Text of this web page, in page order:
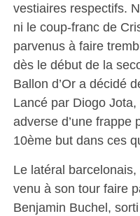
vestiaires respectifs.
ni le coup-franc de
parvenus à faire
dès le début de la
Ballon d’Or a décidé
Lancé par Diogo
adverse d’une frappe
10ème but dans ces
Le latéral
venu à son tour faire
Benjamin Buchel,